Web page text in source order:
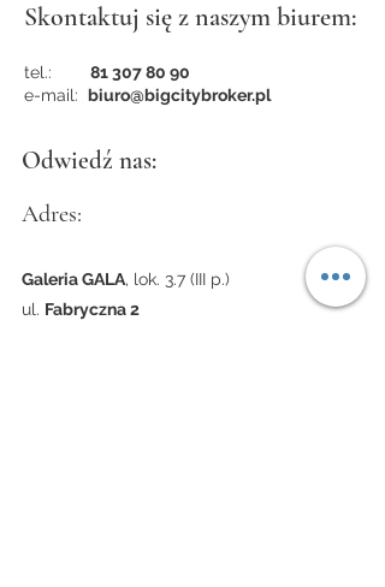
tel.: 81 307 80 90
e-mail: biuro@bigcitybroker.pl
Odwiedź nas:
Adres:
Galeria GALA, lok. 3.7 (III p.)
ul. Fabryczna 2
Skontaktuj się z naszym biurem: